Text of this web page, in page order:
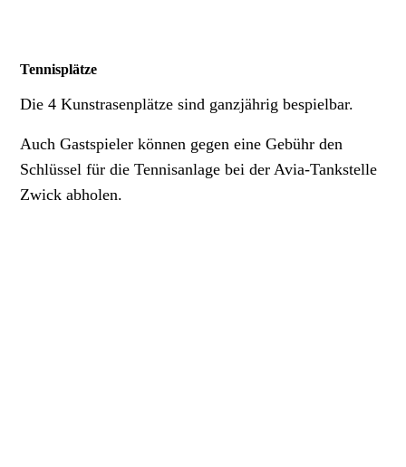
Tennisplätze
Die 4 Kunstrasenplätze sind ganzjährig bespielbar.
Auch Gastspieler können gegen eine Gebühr den
Schlüssel für die Tennisanlage bei der Avia-Tankstelle
Zwick abholen.